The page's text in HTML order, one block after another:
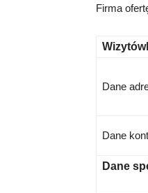
Firma
Dane
Dane
Dane